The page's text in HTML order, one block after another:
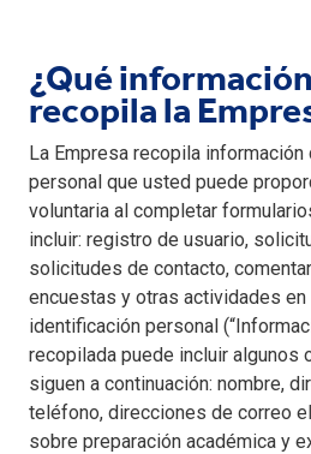
¿Qué
recopila la
La Empresa recopila
personal que usted puede
voluntaria al completar
incluir: registro de usuario,
solicitudes de contacto,
encuestas y otras actividades en
identificación personal
recopilada puede incluir algunos
siguen a continuación: nombre,
teléfono, direcciones de correo
sobre preparación académica y